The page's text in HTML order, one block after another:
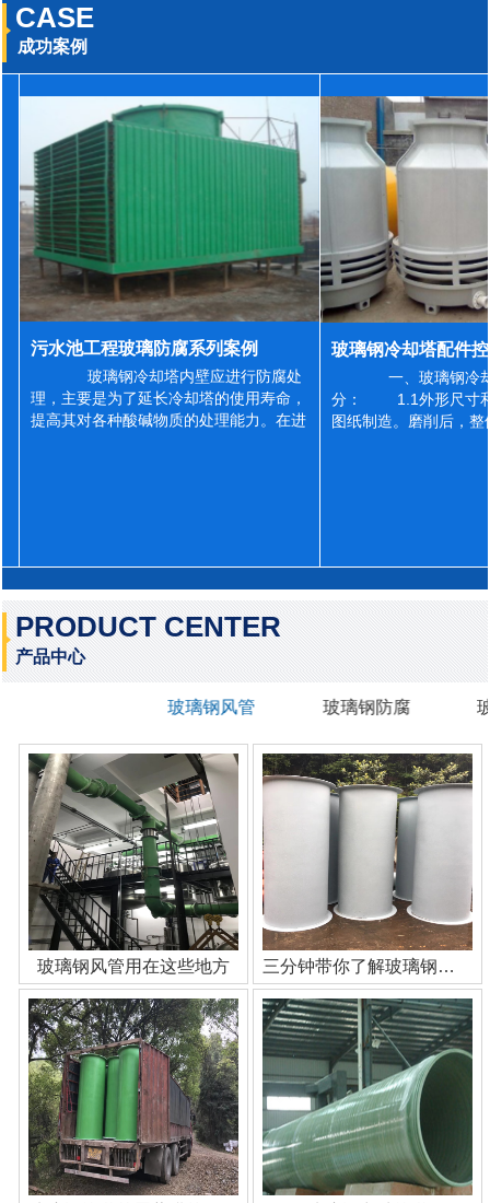
CASE
成功案例
污水池工程玻璃防腐系列案例
玻璃钢冷却塔内壁应进行防腐处
理，主要是为了延长冷却塔的使用寿命，
提高其对各种酸碱物质的处理能力。在进
一、玻璃钢冷
分： 1.1外形尺寸和
图纸制造。磨削后，
PRODUCT CENTER
产品中心
玻璃钢风管 玻璃钢防腐
玻璃钢风管用在这些地方 三分钟带你了解玻璃钢管道